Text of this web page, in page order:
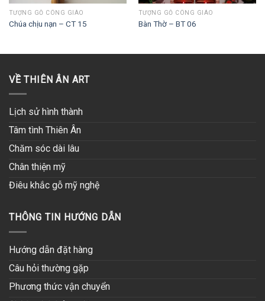
TƯỢNG GỖ CÔNG GIÁO
Chúa chịu nạn – CT 15
TƯỢNG GỖ CÔNG GIÁO
Bàn Thờ – BT 06
VỀ THIÊN ÂN ART
Lịch sử hình thành
Tâm tình Thiên Ân
Chăm sóc dài lâu
Chân thiện mỹ
Điêu khắc gỗ mỹ nghệ
THÔNG TIN HƯỚNG DẪN
Hướng dẫn đặt hàng
Câu hỏi thường gặp
Phương thức vận chuyển